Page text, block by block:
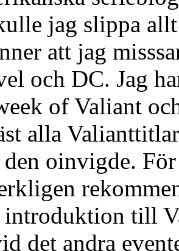
jag slippa
att jag
och DC. Jag
of Valiant
alla
oinvigde.
till
det andra